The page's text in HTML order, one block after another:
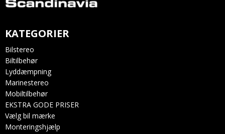
KATEGORIER
Bilstereo
Biltilbehør
Lyddæmpning
Marinestereo
Mobiltilbehør
EKSTRA GODE PRISER
Vælg bil mærke
Monteringshjælp